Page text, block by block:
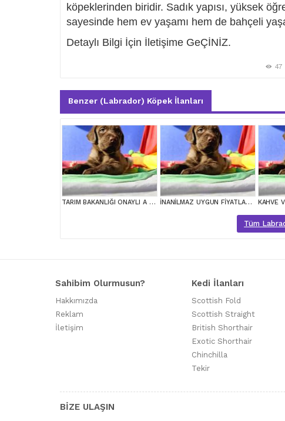
köpeklerinden biridir. Sadık yapısı, yüksek
sayesinde hem ev yaşamı hem de bahçeli
Detaylı Bilgi İçin İletişime GeÇİNİZ.
47
Benzer (Labrador) Köpek İlanları
TARIM BAKANLIĞI ONAYLI A KALİTE LABRADOR YAVRULAR İNANİLMAZ UYGUN FİYATLARA LABRADOR YAVRULAR
Tüm
Sahibim Olurmusun?
Hakkımızda
Reklam
İletişim
Kedi İlanları
Scottish Fold
Scottish Straight
British Shorthair
Exotic Shorthair
Chinchilla
Tekir
BİZE ULAŞIN